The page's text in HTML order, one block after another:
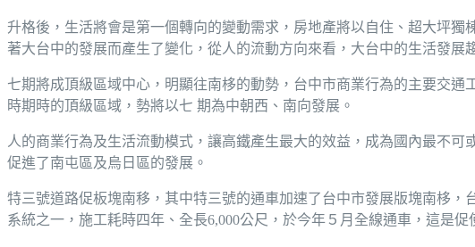
升格後，生活將會是第一個轉向的變動需求，房地產將以自住、超大坪
著大台中的發展而產生了變化，從人的流動方向來看，大台中的生活發展
七期將成頂級區域中心，明顯往南栘的動勢，台中市商業行為的主要交
時期時的頂級區域，勢將以七 期為中朝西、南向發展。
人的商業行為及生活流動模式，讓高鐵產生最大的效益，成為國內最不
促進了南屯區及烏日區的發展。
特三號道路促板塊南移，其中特三號的通車加速了台中市發展版塊南栘
系統之一，施工耗時四年、全長6,000公尺，於今年５月全線通車，這是